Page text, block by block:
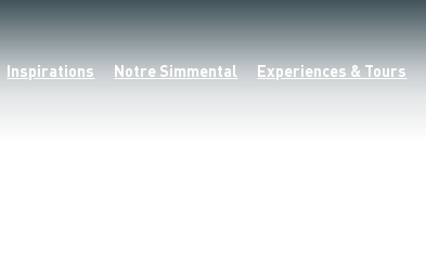
Inspirations Notre Simmental Experiences & Tours